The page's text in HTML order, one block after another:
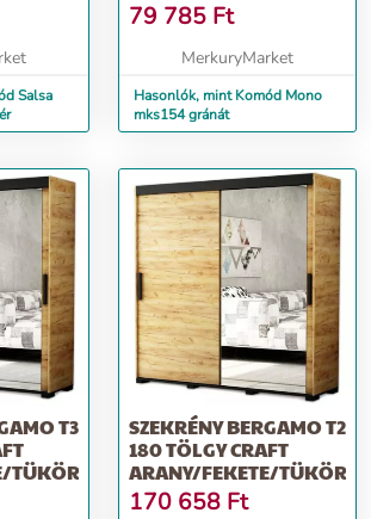
Salsa
79 785 Ft
MerkuryMarket
Hasonlók, mint Komód Mono
mks154 gránát
T3
TÜKÖR
SZEKRÉNY BERGAMO T2
180 TÖLGY CRAFT
ARANY/FEKETE/TÜKÖR
170 658 Ft